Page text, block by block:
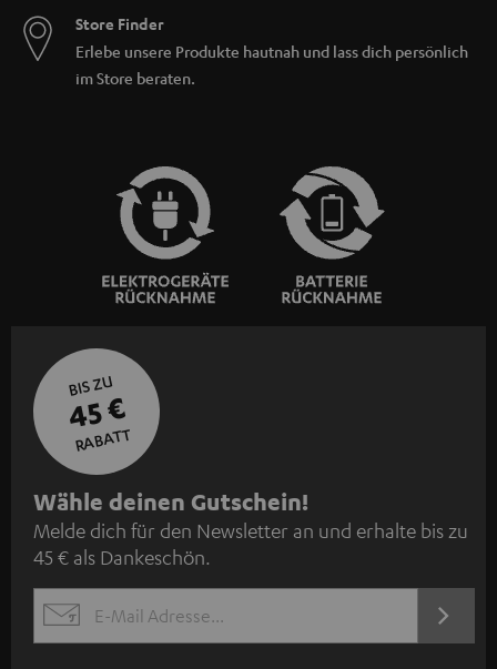
Store Finder
Erlebe unsere Produkte hautnah und lass dich persönlich
im Store beraten.
BIS ZU
45 €
RABATT
N
e
w
s
l
Wähle deinen Gutschein!
Melde dich für den Newsletter an und erhalte bis zu
45 € als Dankeschön.
EMAIL
JETZT